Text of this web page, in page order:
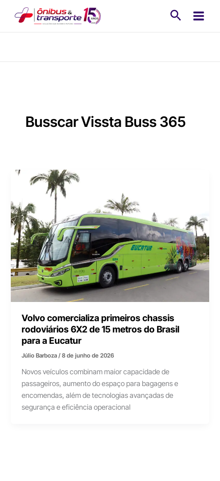
Busscar Vissta Buss 365
Volvo comercializa primeiros chassis
rodoviários 6X2 de 15 metros do Brasil
para a Eucatur
Júlio Barboza/8 de junho de 2026
Novos veículos combinam maior capacidade de
passageiros, aumento do espaço para bagagens e
encomendas, além de tecnologias avançadas de
segurança e eficiência operacional